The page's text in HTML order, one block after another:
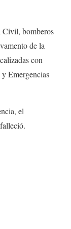
Civil, bomberos
de la
con
Emergencias
el